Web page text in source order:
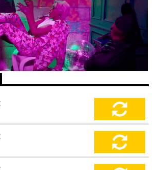
Radio
Riviera